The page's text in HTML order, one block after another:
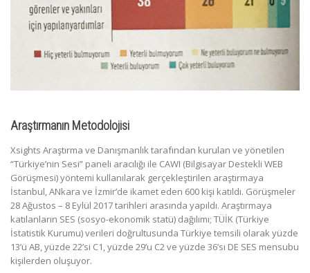
Araştırmanın Metodolojisi
Xsights Araştırma ve Danışmanlık tarafından kurulan ve yönetilen
“Türkiye’nin Sesi” paneli aracılığı ile CAWI (Bilgisayar Destekli WEB
Görüşmesi) yöntemi kullanılarak gerçekleştirilen araştırmaya
İstanbul, ANkara ve İzmir’de ikamet eden 600 kişi katıldı. Görüşmeler
28 Ağustos – 8 Eylül 2017 tarihleri arasında yapıldı. Araştırmaya
katılanların SES (sosyo-ekonomik statü) dağılımı; TÜİK (Türkiye
İstatistik Kurumu) verileri doğrultusunda Türkiye temsili olarak yüzde
13’ü AB, yüzde 22’si C1, yüzde 29’u C2 ve yüzde 36’sı DE SES mensubu
kişilerden oluşuyor.